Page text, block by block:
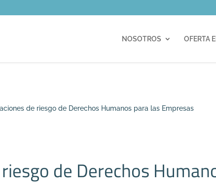
NOSOTROS OFERTA
de riesgo de Derechos Humanos para las Empresas
de Derechos